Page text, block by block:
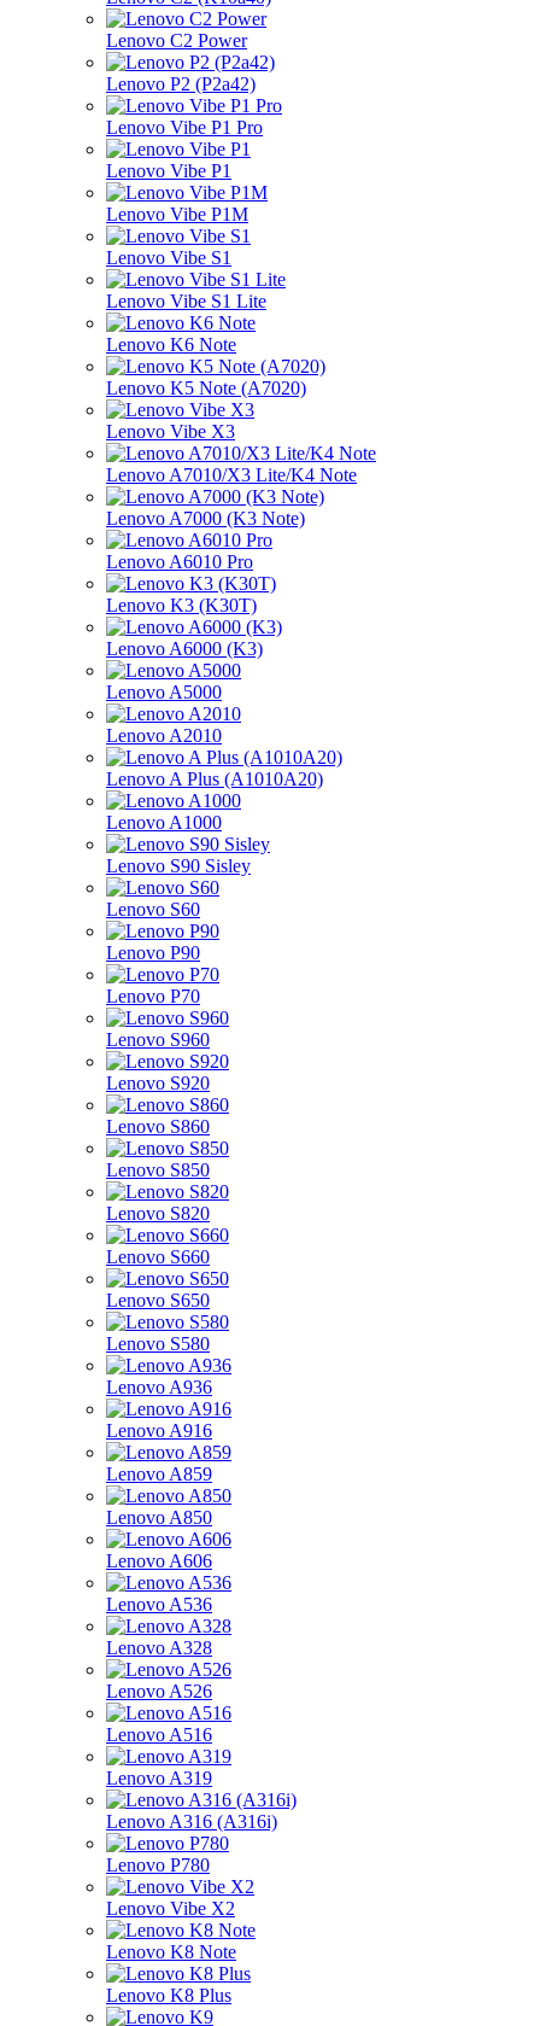
Lenovo C2 Power
Lenovo P2 (P2a42)
Lenovo Vibe P1 Pro
Lenovo Vibe P1
Lenovo Vibe P1M
Lenovo Vibe S1
Lenovo Vibe S1 Lite
Lenovo K6 Note
Lenovo K5 Note (A7020)
Lenovo Vibe X3
Lenovo A7010/X3 Lite/K4 Note
Lenovo A7000 (K3 Note)
Lenovo A6010 Pro
Lenovo K3 (K30T)
Lenovo A6000 (K3)
Lenovo A5000
Lenovo A2010
Lenovo A Plus (A1010A20)
Lenovo A1000
Lenovo S90 Sisley
Lenovo S60
Lenovo P90
Lenovo P70
Lenovo S960
Lenovo S920
Lenovo S860
Lenovo S850
Lenovo S820
Lenovo S660
Lenovo S650
Lenovo S580
Lenovo A936
Lenovo A916
Lenovo A859
Lenovo A850
Lenovo A606
Lenovo A536
Lenovo A328
Lenovo A526
Lenovo A516
Lenovo A319
Lenovo A316 (A316i)
Lenovo P780
Lenovo Vibe X2
Lenovo K8 Note
Lenovo K8 Plus